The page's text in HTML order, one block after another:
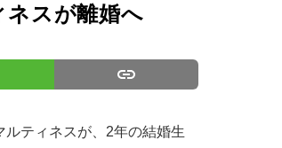
スが離婚へ
ティネスが、2年の結婚生